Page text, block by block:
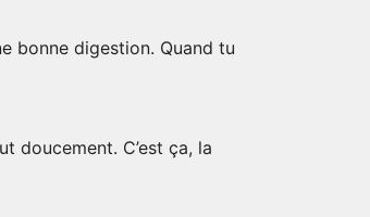
bonne digestion. Quand tu
doucement. C’est ça, la